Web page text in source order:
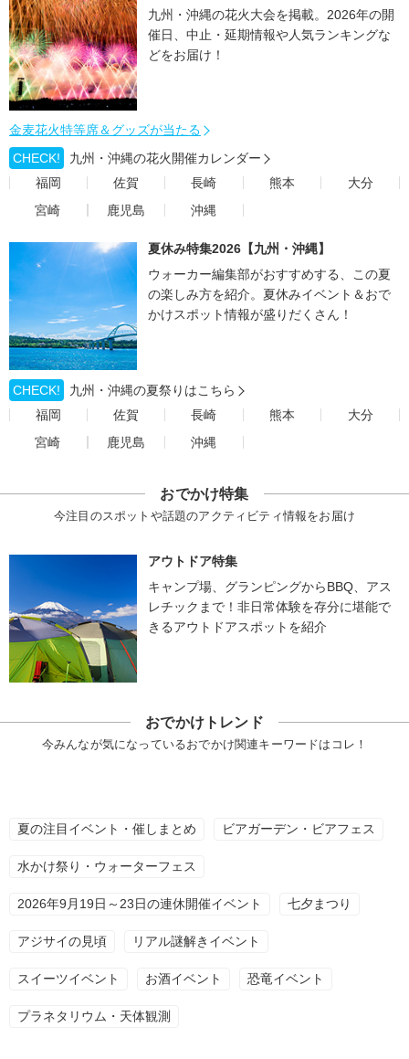
九州・沖縄の花火大会を掲載。2026年の開
催日、中止・延期情報や人気ランキングな
どをお届け！
金麦花火特等席＆グッズが当たる
CHECK!
九州・沖縄の花火開催カレンダー
福岡
佐賀 長崎 熊本
大分
宮崎
鹿児島 沖縄
夏休み特集2026【九州・沖縄】
ウォーカー編集部がおすすめする、この夏
の楽しみ方を紹介。夏休みイベント＆おで
かけスポット情報が盛りだくさん！
CHECK!
九州・沖縄の夏祭りはこちら
福岡
佐賀 長崎 熊本
大分
宮崎
鹿児島 沖縄
おでかけ特集
今注目のスポットや話題のアクティビティ情報をお届け
アウトドア特集
キャンプ場、グランピングからBBQ、アス
レチックまで！非日常体験を存分に堪能で
きるアウトドアスポットを紹介
おでかけトレンド
今みんなが気になっているおでかけ関連キーワードはコレ！
夏の注目イベント・催しまとめ ビアガーデン・ビアフェス
水かけ祭り・ウォーターフェス
2026年9月19日～23日の連休開催イベント 七夕まつり
アジサイの見頃 リアル謎解きイベント
スイーツイベント お酒イベント 恐竜イベント
プラネタリウム・天体観測